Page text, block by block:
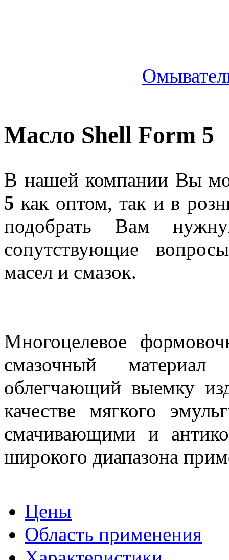
Масло Shell Form 5
В нашей компании Вы
5 как оптом, так и в
подобрать Вам
сопутствующие
масел и смазок.
Многоцелевое
смазочный
облегчающий выемку
качестве мягкого
смачивающими и
широкого диапазона
Цены
Область применения